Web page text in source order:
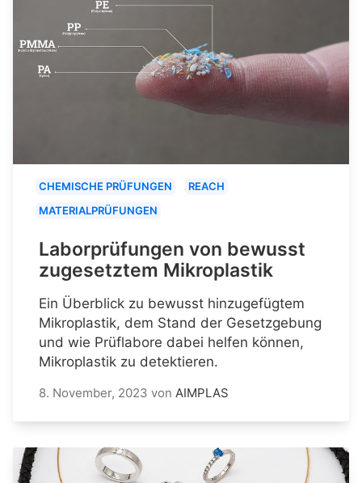
CHEMISCHE PRÜFUNGEN
REACH
MATERIALPRÜFUNGEN
Laborprüfungen von bewusst
zugesetztem Mikroplastik
Ein Überblick zu bewusst hinzugefügtem
Mikroplastik, dem Stand der Gesetzgebung
und wie Prüflabore dabei helfen können,
Mikroplastik zu detektieren.
8. November, 2023 von AIMPLAS